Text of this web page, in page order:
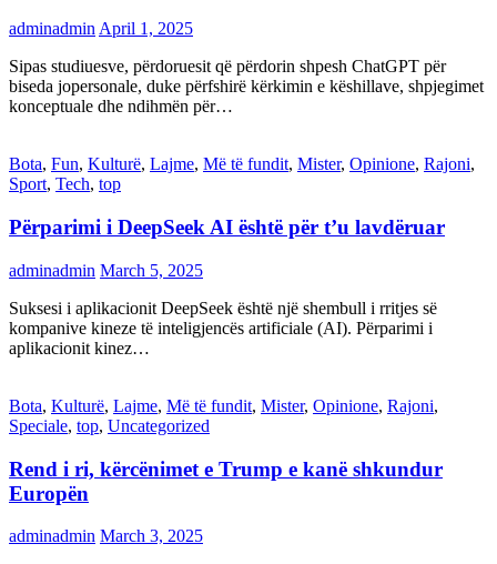
adminadmin April 1, 2025
Sipas studiuesve, përdoruesit që përdorin shpesh ChatGPT për
biseda jopersonale, duke përfshirë kërkimin e këshillave, shpjegimet
konceptuale dhe ndihmën për…
Bota, Fun, Kulturë, Lajme, Më të fundit, Mister, Opinione, Rajoni,
Sport, Tech, top
Përparimi i DeepSeek AI është për t’u lavdëruar
adminadmin March 5, 2025
Suksesi i aplikacionit DeepSeek është një shembull i rritjes së
kompanive kineze të inteligjencës artificiale (AI). Përparimi i
aplikacionit kinez…
Bota, Kulturë, Lajme, Më të fundit, Mister, Opinione, Rajoni,
Speciale, top, Uncategorized
Rend i ri, kërcënimet e Trump e kanë shkundur
Europën
adminadmin March 3, 2025